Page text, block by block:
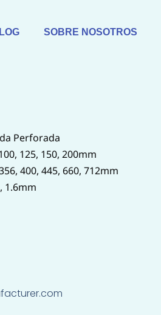
SOBRE NOSOTROS
Perforada
125, 150, 200mm
400, 445, 660, 712mm
1.6mm